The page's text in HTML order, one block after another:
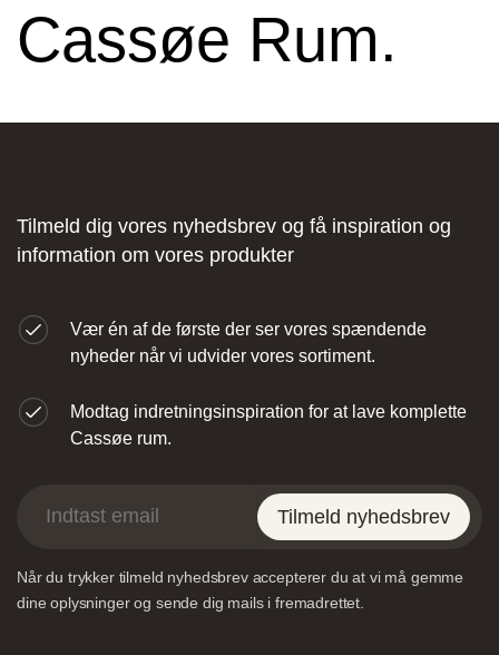
Cassøe Rum.
Tilmeld dig vores nyhedsbrev og få inspiration og
information om vores produkter
Vær én af de første der ser vores spændende
nyheder når vi udvider vores sortiment.
Modtag indretningsinspiration for at lave komplette
Cassøe rum.
Tilmeld nyhedsbrev
Når du trykker tilmeld nyhedsbrev accepterer du at vi må gemme
dine oplysninger og sende dig mails i fremadrettet.
JKE Design – Glostrup
Designa – Århus
Vordingborg Køkkenet – Viborg